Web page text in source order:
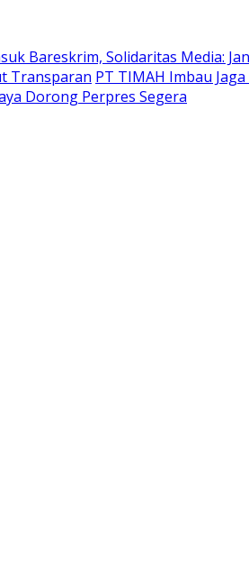
Bareskrim, Solidaritas Media:
Transparan PT TIMAH Imbau
Dorong Perpres Segera